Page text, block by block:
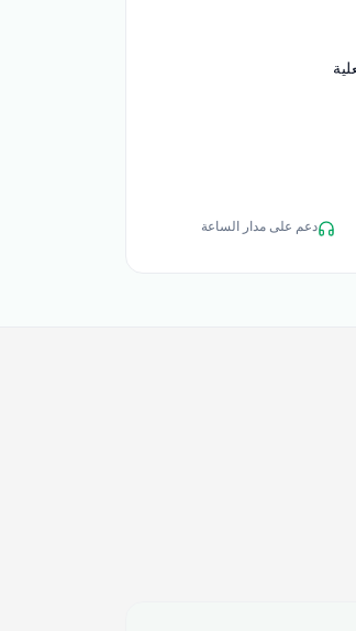
دعم على مدار الساعة